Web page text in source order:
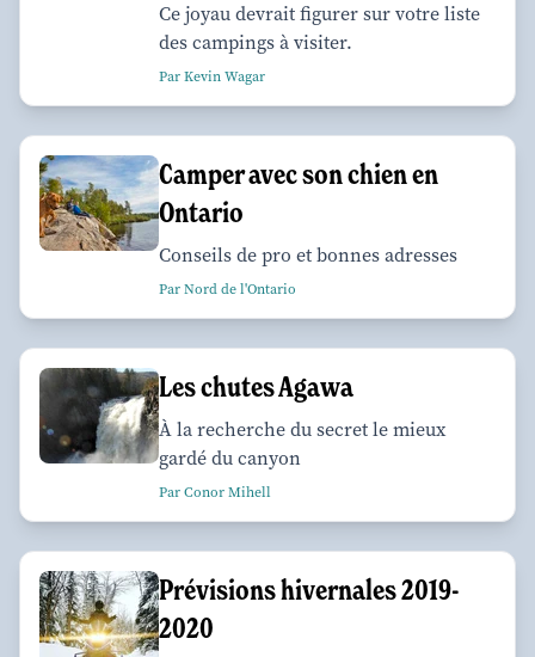
Ce joyau devrait figurer sur votre liste
des campings à visiter.
Par Kevin Wagar
Camper avec son chien en
Ontario
Conseils de pro et bonnes adresses
Par Nord de l'Ontario
Les chutes Agawa
À la recherche du secret le mieux
gardé du canyon
Par Conor Mihell
Prévisions hivernales 2019-
2020